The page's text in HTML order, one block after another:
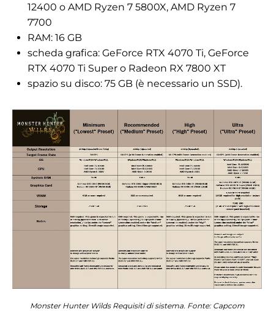
12400 o AMD Ryzen 7 5800X, AMD Ryzen 7
7700
RAM: 16 GB
scheda grafica: GeForce RTX 4070 Ti, GeForce
RTX 4070 Ti Super o Radeon RX 7800 XT
spazio su disco: 75 GB (è necessario un SSD).
Monster Hunter Wilds Requisiti di sistema. Fonte: Capcom